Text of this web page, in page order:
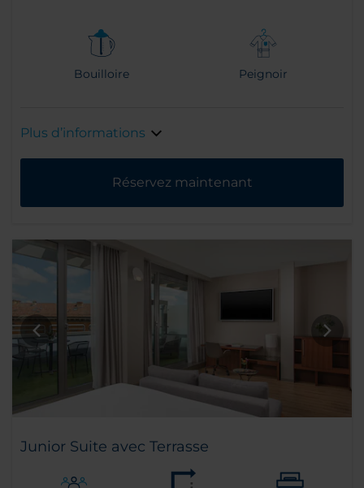
Bouilloire Peignoir
Plus d’informations
Réservez maintenant
Junior Suite avec Terrasse